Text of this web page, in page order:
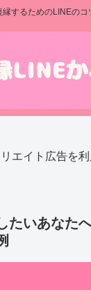
するためのLINEのコ
エイト広告を
たいあなた